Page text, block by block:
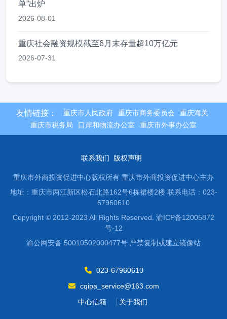
单”出炉
2026-08-01
重庆社会融资规模截至6月末存量超10万亿元
2026-07-31
友情链接： 重庆市人民政府 重庆市商务委员会
重庆海关
重庆市税务局
口岸和物流办公室 重庆市外事办公室
联系我们 版权声明
重庆市外商投资促进中心版权所有 重庆市外商投资促进中心主办
地址：重庆市两江新区松石北路162号6栋裙楼2楼 联系电话：023-
67960610
Copyright © 2012-2023 All Rights Reserved. 渝ICP备12005872
号-12
渝公网安备 50010502000477号 严禁复制或建立镜像站
023-67960610
cqipa_service@163.com
中心信箱
关于我们